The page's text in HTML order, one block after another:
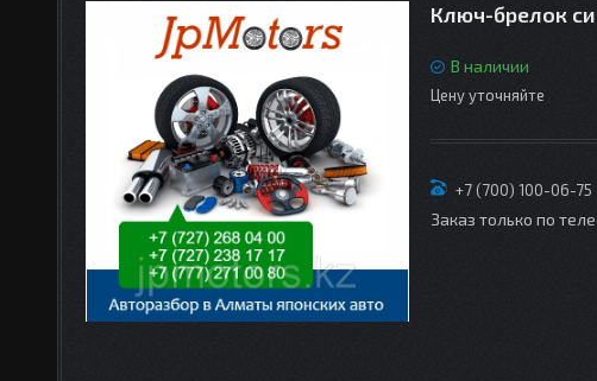
Ключ-брелок
В наличии
Цену уточняйте
+7 (700) 100-06-75
Заказ только по